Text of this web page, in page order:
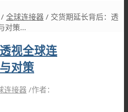
/ 全球连接器 / 交货期延长背后：透
对策...
视全球连
对策
连接器 /作者：